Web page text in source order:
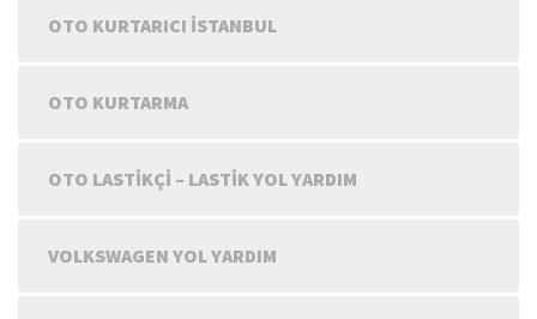
OTO KURTARICI İSTANBUL
OTO KURTARMA
OTO LASTIKÇI – LASTIK YOL YARDIM
VOLKSWAGEN YOL YARDIM